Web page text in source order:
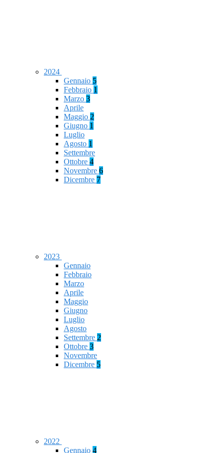
2024
Gennaio 5
Febbraio 1
Marzo 3
Aprile
Maggio 2
Giugno 1
Luglio
Agosto 1
Settembre
Ottobre 4
Novembre 6
Dicembre 7
2023
Gennaio
Febbraio
Marzo
Aprile
Maggio
Giugno
Luglio
Agosto
Settembre 2
Ottobre 3
Novembre
Dicembre 5
2022
Gennaio 4